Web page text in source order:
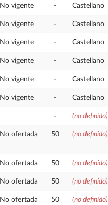
No vigente - Castellano
No vigente - Castellano
No vigente - Castellano
No vigente - Castellano
No vigente - Castellano
No vigente - Castellano
- (no definido)
No ofertada 50 (no definido)
No ofertada 50 (no definido)
No ofertada 50 (no definido)
No ofertada 50 (no definido)